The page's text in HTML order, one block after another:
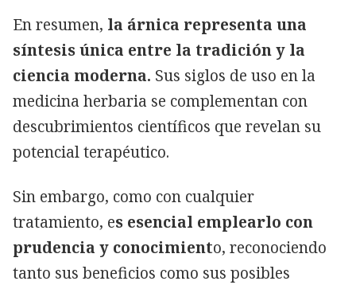
En resumen, la árnica representa una
síntesis única entre la tradición y la
ciencia moderna. Sus siglos de uso en la
medicina herbaria se complementan con
descubrimientos científicos que revelan su
potencial terapéutico.
Sin embargo, como con cualquier
tratamiento, es esencial emplearlo con
prudencia y conocimiento, reconociendo
tanto sus beneficios como sus posibles